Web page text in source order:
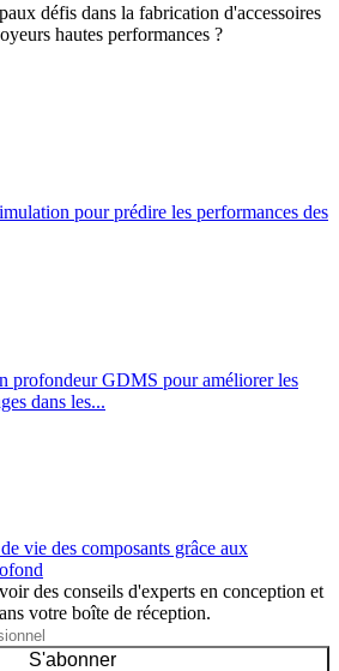
défis dans la fabrication d'accessoires
hautes performances ?
pour prédire les performances des
profondeur GDMS pour améliorer les
dans les...
vie des composants grâce aux
des conseils d'experts en conception et
votre boîte de réception.
S'abonner